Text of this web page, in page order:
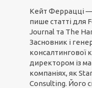
Кейт Феррацці —
пише статті для
Journal та The
Засновник і
консалтингової
директором із
компаніях, як
Consulting. Його